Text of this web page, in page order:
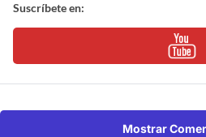
Suscríbete en:
Mostrar